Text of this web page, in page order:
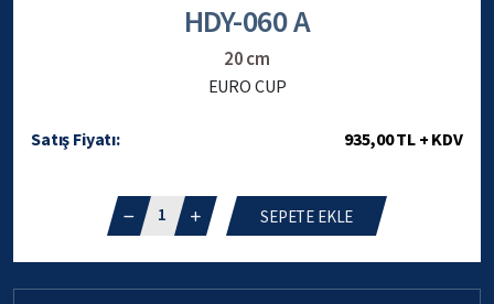
HDY-060 A
20 cm
EURO CUP
Satış Fiyatı: 935,00 TL + KDV
1 SEPETE EKLE